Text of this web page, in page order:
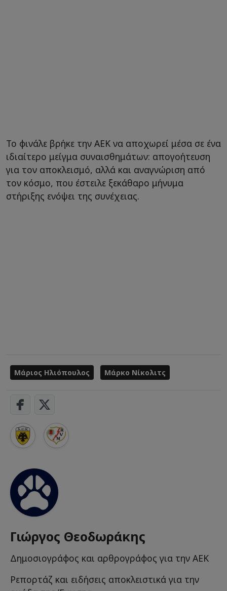
Το φινάλε βρήκε την ΑΕΚ να αποχωρεί μέσα σε ένα
ιδιαίτερο μείγμα συναισθημάτων: απογοήτευση
για τον αποκλεισμό, αλλά και αναγνώριση από
τον κόσμο, που έστειλε ξεκάθαρο μήνυμα
στήριξης ενόψει της συνέχειας.
Μάριος Ηλιόπουλος Μάρκο Νίκολιτς
Γιώργος Θεοδωράκης
Δημοσιογράφος και αρθρογράφος για την ΑΕΚ
Ρεπορτάζ και ειδήσεις αποκλειστικά για την